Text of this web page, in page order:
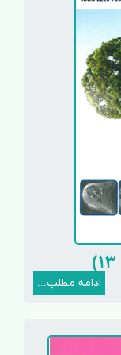
ادامه مطلب...